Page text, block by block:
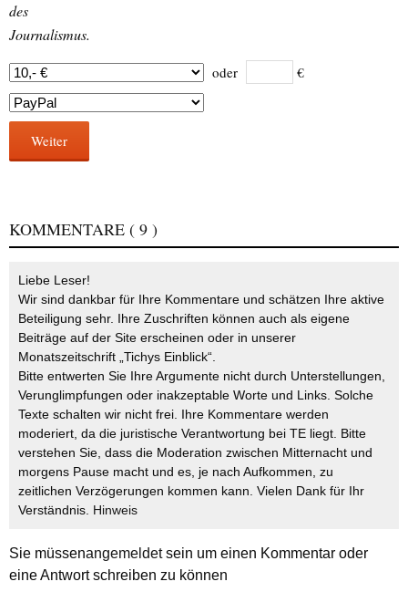
des
Journalismus.
oder €
Weiter
KOMMENTARE ( 9 )
Liebe Leser!
Wir sind dankbar für Ihre Kommentare und schätzen Ihre aktive
Beteiligung sehr. Ihre Zuschriften können auch als eigene
Beiträge auf der Site erscheinen oder in unserer
Monatszeitschrift „Tichys Einblick“.
Bitte entwerten Sie Ihre Argumente nicht durch Unterstellungen,
Verunglimpfungen oder inakzeptable Worte und Links. Solche
Texte schalten wir nicht frei. Ihre Kommentare werden
moderiert, da die juristische Verantwortung bei TE liegt. Bitte
verstehen Sie, dass die Moderation zwischen Mitternacht und
morgens Pause macht und es, je nach Aufkommen, zu
zeitlichen Verzögerungen kommen kann. Vielen Dank für Ihr
Verständnis. Hinweis
Sie müssenangemeldetsein um einen Kommentar oder
eine Antwort schreiben zu können